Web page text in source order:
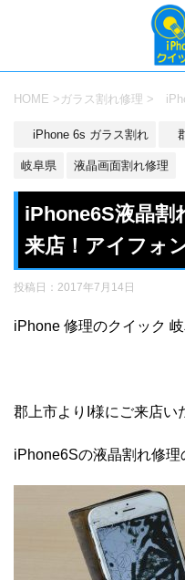
HOME > ガラス割れ修理 >
iPhone 6s ガラス割れ
岐阜県 液晶画面割れ修理
iPhone6S液晶割
来店！アイフォ
投稿日： 2017年7月14日
iPhone 修理のクイック
郡上市よりI様にご来店い
iPhone6Sの液晶割れ修理